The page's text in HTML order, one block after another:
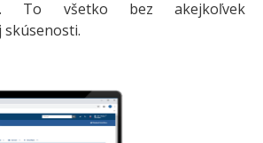
To všetko bez akejkoľvek